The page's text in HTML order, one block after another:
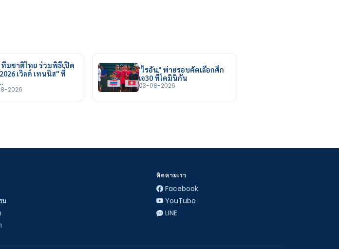
ทีมชาติไทย ร่วมพิธีเปิด
เวิลด์ เทนนิส" ที่
2026
"ไรอัน" พ่ายรอบคัดเลือกศึก
เจ30 ที่โดมินิกัน
03-08-2026
ม
ติดตามเรา
Facebook
YouTube
LINE